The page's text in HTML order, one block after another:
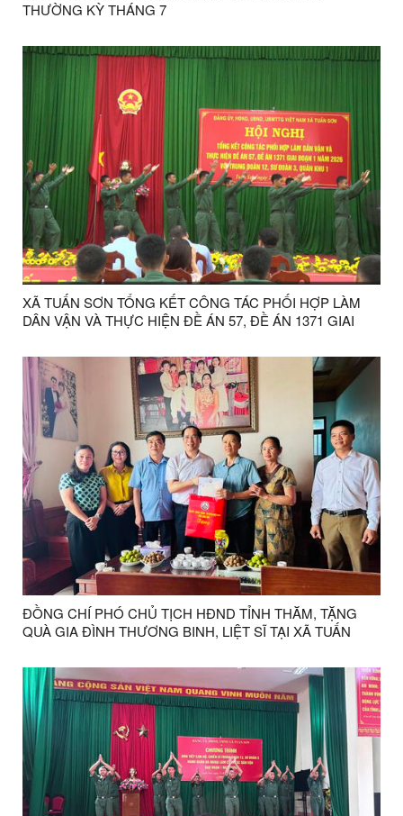
THƯỜNG KỲ THÁNG 7
XÃ TUẤN SƠN TỔNG KẾT CÔNG TÁC PHỐI HỢP LÀM
DÂN VẬN VÀ THỰC HIỆN ĐỀ ÁN 57, ĐỀ ÁN 1371 GIAI
ĐỒNG CHÍ PHÓ CHỦ TỊCH HĐND TỈNH THĂM, TẶNG
QUÀ GIA ĐÌNH THƯƠNG BINH, LIỆT SĨ TẠI XÃ TUẤN